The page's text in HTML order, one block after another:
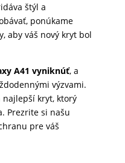
štýl a
ponúkame
aby váš nový kryt bol
A41 vyniknúť, a
výzvami.
kryt, ktorý
Prezrite si našu
pre váš